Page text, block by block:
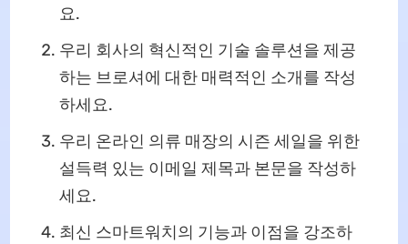
요.
우리 회사의 혁신적인 기술 솔루션을 제공
하는 브로셔에 대한 매력적인 소개를 작성
하세요.
우리 온라인 의류 매장의 시즌 세일을 위한
설득력 있는 이메일 제목과 본문을 작성하
세요.
최신 스마트워치의 기능과 이점을 강조하